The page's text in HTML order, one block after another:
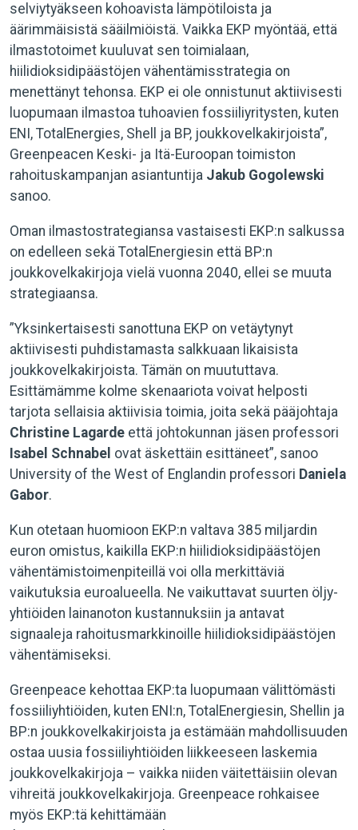
selviytyäkseen kohoavista lämpötiloista ja
äärimmäisistä sääilmiöistä. Vaikka EKP myöntää, että
ilmastotoimet kuuluvat sen toimialaan,
hiilidioksidipäästöjen vähentämisstrategia on
menettänyt tehonsa. EKP ei ole onnistunut aktiivisesti
luopumaan ilmastoa tuhoavien fossiiliyritysten, kuten
ENI, TotalEnergies, Shell ja BP, joukkovelkakirjoista”,
Greenpeacen Keski- ja Itä-Euroopan toimiston
rahoituskampanjan asiantuntija Jakub Gogolewski
sanoo.
Oman ilmastostrategiansa vastaisesti EKP:n salkussa
on edelleen sekä TotalEnergiesin että BP:n
joukkovelkakirjoja vielä vuonna 2040, ellei se muuta
strategiaansa.
”Yksinkertaisesti sanottuna EKP on vetäytynyt
aktiivisesti puhdistamasta salkkuaan likaisista
joukkovelkakirjoista. Tämän on muututtava.
Esittämämme kolme skenaariota voivat helposti
tarjota sellaisia aktiivisia toimia, joita sekä pääjohtaja
Christine Lagarde että johtokunnan jäsen professori
Isabel Schnabel ovat äskettäin esittäneet”, sanoo
University of the West of Englandin professori Daniela
Gabor.
Kun otetaan huomioon EKP:n valtava 385 miljardin
euron omistus, kaikilla EKP:n hiilidioksidipäästöjen
vähentämistoimenpiteillä voi olla merkittäviä
vaikutuksia euroalueella. Ne vaikuttavat suurten öljy-
yhtiöiden lainanoton kustannuksiin ja antavat
signaaleja rahoitusmarkkinoille hiilidioksidipäästöjen
vähentämiseksi.
Greenpeace kehottaa EKP:ta luopumaan välittömästi
fossiiliyhtiöiden, kuten ENI:n, TotalEnergiesin, Shellin ja
BP:n joukkovelkakirjoista ja estämään mahdollisuuden
ostaa uusia fossiiliyhtiöiden liikkeeseen laskemia
joukkovelkakirjoja – vaikka niiden väitettäisiin olevan
vihreitä joukkovelkakirjoja. Greenpeace rohkaisee
myös EKP:tä kehittämään